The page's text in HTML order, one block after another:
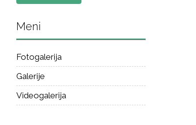
Meni
Fotogalerija
Galerije
Videogalerija